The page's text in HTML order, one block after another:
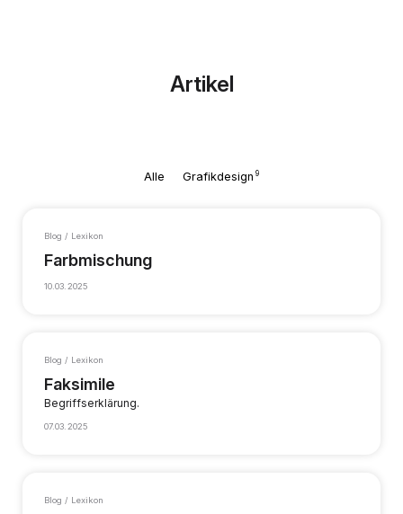
Artikel
Alle Grafikdesign 9
Blog / Lexikon
Farbmischung
10.03.2025
Blog / Lexikon
Faksimile
Begriffserklärung.
07.03.2025
Blog / Lexikon